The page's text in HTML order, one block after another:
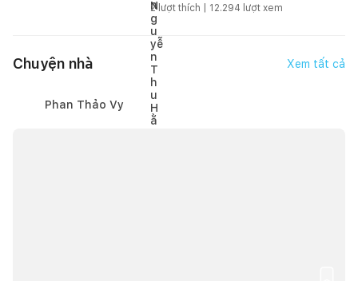
2lượt thích | 12.294 lượt xem
Chuyện nhà Xem tất cả
Phan Thảo Vy